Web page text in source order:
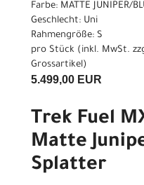
Farbe: MATTE JUNIPER/
Geschlecht: Uni
Rahmengröße: S
pro Stück (inkl. MwSt.
Grossartikel)
5.499,00 EUR
Trek Fuel
Matte
Splatter